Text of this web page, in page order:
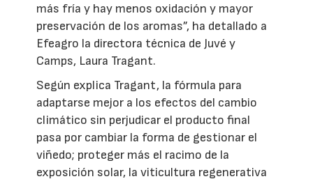
más fría y hay menos oxidación y mayor
preservación de los aromas”, ha detallado a
Efeagro la directora técnica de Juvé y
Camps, Laura Tragant.
Según explica Tragant, la fórmula para
adaptarse mejor a los efectos del cambio
climático sin perjudicar el producto final
pasa por cambiar la forma de gestionar el
viñedo; proteger más el racimo de la
exposición solar, la viticultura regenerativa